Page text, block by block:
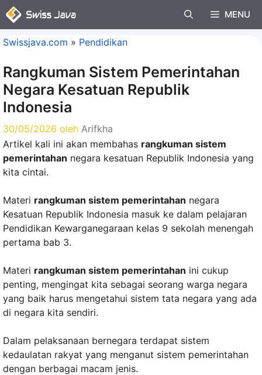
Langsung
ke
MENU
Swissjava.com » Pendidikan
Rangkuman Sistem Pemerintahan
Negara Kesatuan Republik
Indonesia
30/05/2026 oleh Arifkha
Artikel kali ini akan membahas rangkuman sistem
pemerintahan negara kesatuan Republik Indonesia yang
kita cintai.
Materi rangkuman sistem pemerintahan negara
Kesatuan Republik Indonesia masuk ke dalam pelajaran
Pendidikan Kewarganegaraan kelas 9 sekolah menengah
pertama bab 3.
Materi rangkuman sistem pemerintahan ini cukup
penting, mengingat kita sebagai seorang warga negara
yang baik harus mengetahui sistem tata negara yang ada
di negara kita sendiri.
Dalam pelaksanaan bernegara terdapat sistem
kedaulatan rakyat yang menganut sistem pemerintahan
dengan berbagai macam jenis.